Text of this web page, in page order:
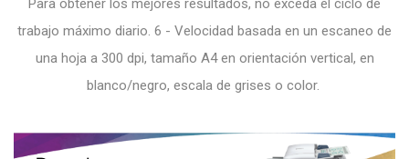
Para obtener los mejores resultados, no exceda el ciclo de
trabajo máximo diario. 6 - Velocidad basada en un escaneo de
una hoja a 300 dpi, tamaño A4 en orientación vertical, en
blanco/negro, escala de grises o color.